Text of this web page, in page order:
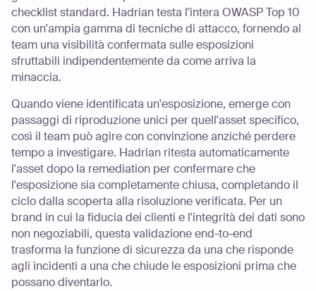
checklist standard. Hadrian testa l'intera OWASP Top 10
con un'ampia gamma di tecniche di attacco, fornendo al
team una visibilità confermata sulle esposizioni
sfruttabili indipendentemente da come arriva la
minaccia.
Quando viene identificata un'esposizione, emerge con
passaggi di riproduzione unici per quell'asset specifico,
così il team può agire con convinzione anziché perdere
tempo a investigare. Hadrian ritesta automaticamente
l'asset dopo la remediation per confermare che
l'esposizione sia completamente chiusa, completando il
ciclo dalla scoperta alla risoluzione verificata. Per un
brand in cui la fiducia dei clienti e l'integrità dei dati sono
non negoziabili, questa validazione end-to-end
trasforma la funzione di sicurezza da una che risponde
agli incidenti a una che chiude le esposizioni prima che
possano diventarlo.